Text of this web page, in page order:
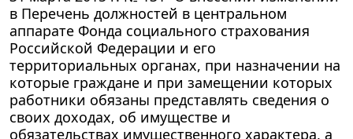
в Перечень должностей в центральном
аппарате Фонда социального страхования
Российской Федерации и его
территориальных органах, при назначении на
которые граждане и при замещении которых
работники обязаны представлять сведения о
своих доходах, об имуществе и
обязательствах имущественного характера, а